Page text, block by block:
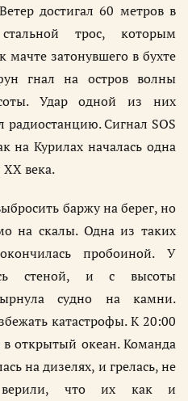
достигал 60 метров в
трос, которым
мачте затонувшего в бухте
гнал на остров волны
Удар одной из них
радиостанцию. Сигнал SOS
на Курилах началась одна
века.
баржу на берег, но
на скалы. Одна из таких
пробоиной. У
стеной, и с высоты
судно на камни.
катастрофы. К 20:00
открытый океан. Команда
на дизелях, и грелась, не
что их как и